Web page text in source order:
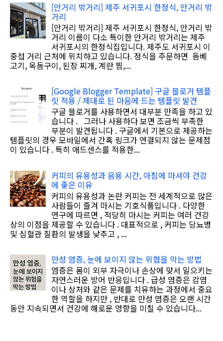
[안거리 밖거리] 제주 서귀포시 한정식, 안거리 밖
거리
[안거리 밖거리] 제주 서귀포시 한정식, 안거리 밖
거리 이름이 다소 특이한 안거리 밖거리는 제주
서귀포시의 한정식집입니다. 제주도 서귀포시 이
중섭 거리 근처에 위치하고 있습니다. 정식을 주문하면 돔베
고기, 옥돔구이, 된장 찌개, 계란 찜,...
[Google Blogger Template] 구글 블로거 템플
릿 적용 / 제대로 된 마음에 드는 템플릿 발견
구글 블로거를 사용하면서 대부분 만족을 하고 있
습니다 . 그러나 사용하다 보면 조금씩 부족한
부분이 발견됩니다 . 구글에서 기본으로 제공하는
템플릿의 경우 모바일에서 간혹 링크가 연결되지 않는 문제점
이 있습니다 . 특히 애드센스를 적용한...
커피의 유용성과 음용 시간, 아침에 마셔야 건강
에 좋은 이유
커피의 유용성과 논란 커피는 전 세계적으로 많은
사람들이 즐겨 마시는 기호식품입니다 . 다양한
연구에 따르면 , 적당히 마시는 커피는 여러 건강
상의 이점을 제공할 수 있습니다 . 대표적으로 , 커피는 당뇨병
및 심혈관 질환의 발생을 낮추고 , ...
만성 염증, 눈에 보이지 않는 위협을 막는 방법
염증은 몸이 외부 자극이나 손상에 맞서 일으키는
자연스러운 방어 반응입니다 . 급성 염증은 감염
이나 상처와 같은 문제를 치유하는 과정에서 중요
한 역할을 하지만 , 반대로 만성 염증은 오랜 시간
동안 지속되면서 건강에 해로운 영향을 미칠 수 있습니다...